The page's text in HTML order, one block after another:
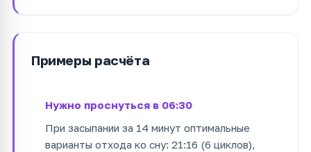
Примеры расчёта
Нужно проснуться в 06:30
При засыпании за 14 минут оптимальные
варианты отхода ко сну: 21:16 (6 циклов),